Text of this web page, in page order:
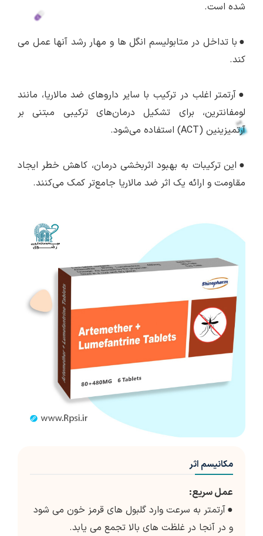
شده است.
● با تداخل در متابولیسم انگل ها و مهار رشد آنها عمل می
کند.
●آرتمتر اغلب در ترکیب با سایر داروهای ضد مالاریا، مانند
لومفانترین، برای تشکیل درمان‌های ترکیبی مبتنی بر
آرتمیزینین (ACT) استفاده می‌شود.
● این ترکیبات به بهبود اثربخشی درمان، کاهش خطر ایجاد
مقاومت و ارائه یک اثر ضد مالاریا جامع‌تر کمک می‌کنند.
مکانیسم اثر
عمل سریع:
●آرتمتر به سرعت وارد گلبول های قرمز خون می شود
و در آنجا در غلظت های بالا تجمع می یابد.